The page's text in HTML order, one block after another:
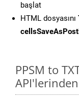
başlat
HTML dosyasını
PPSM to